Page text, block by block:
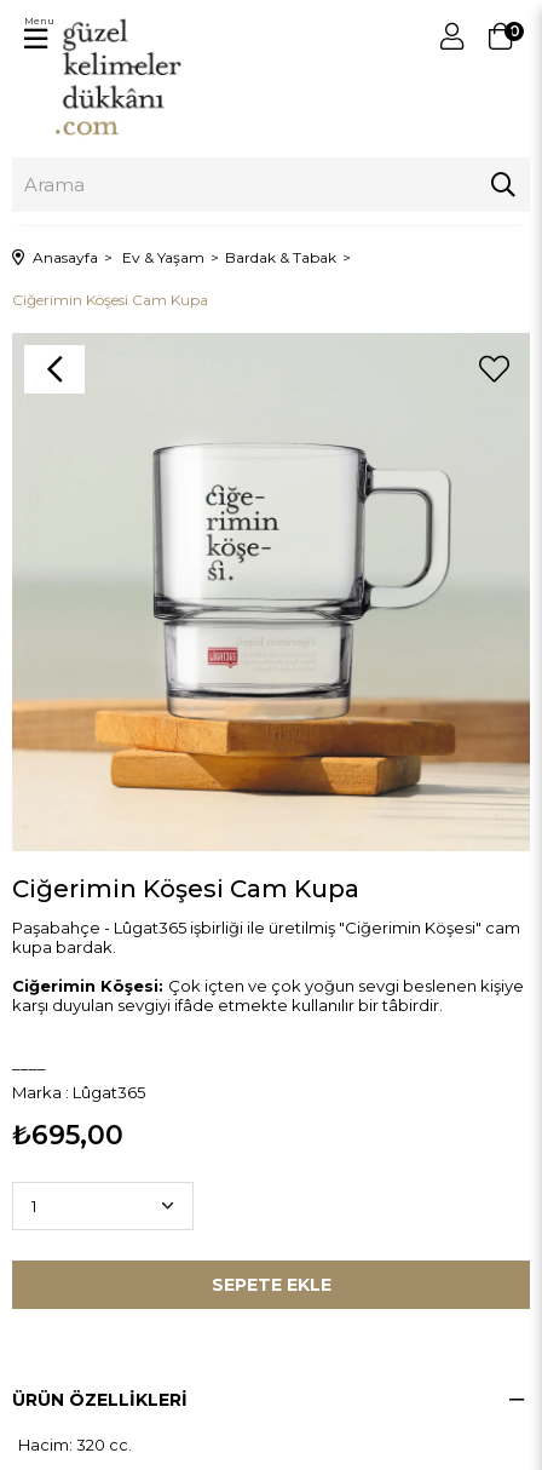
0
Menu
Anasayfa Ev & Yaşam Bardak & Tabak
Ciğerimin Köşesi Cam Kupa
Ciğerimin Köşesi Cam Kupa
Paşabahçe - Lûgat365 işbirliği ile üretilmiş "Ciğerimin Köşesi" cam
kupa bardak.
Ciğerimin Köşesi: Çok içten ve çok yoğun sevgi beslenen kişiye
karşı duyulan sevgiyi ifâde etmekte kullanılır bir tâbirdir.
Marka : Lûgat365
₺695,00
ÜRÜN ÖZELLIKLERI
Hacim: 320 cc.